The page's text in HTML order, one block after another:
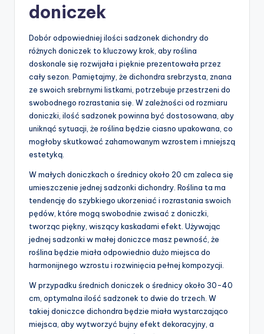
doniczek
Dobór odpowiedniej ilości sadzonek dichondry do
różnych doniczek to kluczowy krok, aby roślina
doskonale się rozwijała i pięknie prezentowała przez
cały sezon. Pamiętajmy, że dichondra srebrzysta, znana
ze swoich srebrnymi listkami, potrzebuje przestrzeni do
swobodnego rozrastania się. W zależności od rozmiaru
doniczki, ilość sadzonek powinna być dostosowana, aby
uniknąć sytuacji, że roślina będzie ciasno upakowana, co
mogłoby skutkować zahamowanym wzrostem i mniejszą
estetyką.
W małych doniczkach o średnicy około 20 cm zaleca się
umieszczenie jednej sadzonki dichondry. Roślina ta ma
tendencję do szybkiego ukorzeniać i rozrastania swoich
pędów, które mogą swobodnie zwisać z doniczki,
tworząc piękny, wiszący kaskadami efekt. Używając
jednej sadzonki w małej doniczce masz pewność, że
roślina będzie miała odpowiednio dużo miejsca do
harmonijnego wzrostu i rozwinięcia pełnej kompozycji.
W przypadku średnich doniczek o średnicy około 30-40
cm, optymalna ilość sadzonek to dwie do trzech. W
takiej doniczce dichondra będzie miała wystarczająco
miejsca, aby wytworzyć bujny efekt dekoracyjny, a